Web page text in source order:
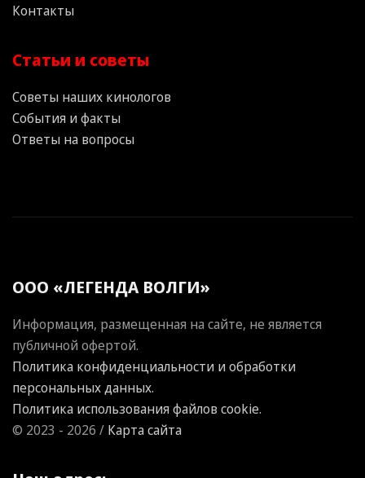
Контакты
Статьи и советы
Советы наших кинологов
События и факты
Ответы на вопросы
ООО «ЛЕГЕНДА ВОЛГИ»
Информация, размещенная на сайте, не является
публичной офертой.
Политика конфиденциальности и обработки
персональных данных.
Политика использования файлов cookie.
© 2023 - 2026 / Карта сайта